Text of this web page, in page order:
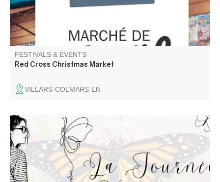
FESTIVALS & EVENTS
Red Cross Christmas Market
VILLARS-COLMARS-EN
La Journée Valentine est une journée festive et solidaire
pour les enfants papillon ! Venez nombreux pour une
journée dédiée à Valentine, petite puce atteinte
d’épidermolyse bulleuse.